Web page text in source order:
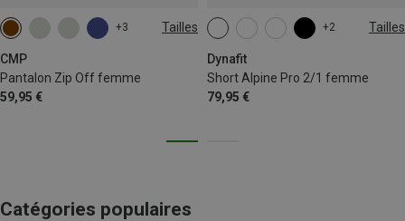
+3 Tailles
CMP
Pantalon Zip Off femme
59,95 €
L XXL
+2 Tailles
Dynafit
Short Alpine Pro 2/1 femme
79,95 €
XS M
Catégories populaires